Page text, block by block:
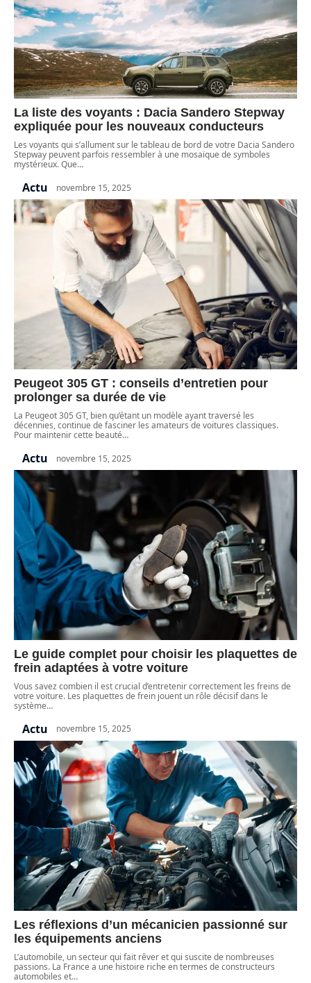
La liste des voyants : Dacia Sandero Stepway
expliquée pour les nouveaux conducteurs
Les voyants qui s’allument sur le tableau de bord de votre Dacia Sandero
Stepway peuvent parfois ressembler à une mosaïque de symboles
mystérieux. Que…
Actu novembre 15, 2025
Peugeot 305 GT : conseils d’entretien pour
prolonger sa durée de vie
La Peugeot 305 GT, bien qu’étant un modèle ayant traversé les
décennies, continue de fasciner les amateurs de voitures classiques.
Pour maintenir cette beauté…
Actu novembre 15, 2025
Le guide complet pour choisir les plaquettes de
frein adaptées à votre voiture
Vous savez combien il est crucial d’entretenir correctement les freins de
votre voiture. Les plaquettes de frein jouent un rôle décisif dans le
système…
Actu novembre 15, 2025
Les réflexions d’un mécanicien passionné sur
les équipements anciens
L’automobile, un secteur qui fait rêver et qui suscite de nombreuses
passions. La France a une histoire riche en termes de constructeurs
automobiles et…